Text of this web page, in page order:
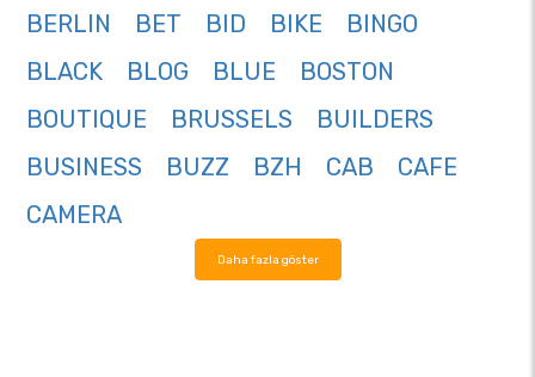
BERLIN
BET BID BIKE
BINGO
BLACK
BLOG BLUE
BOSTON
BOUTIQUE
BRUSSELS
BUILDERS
BUSINESS
BUZZ BZH CAB
CAFE
CAMERA
Daha fazla göster